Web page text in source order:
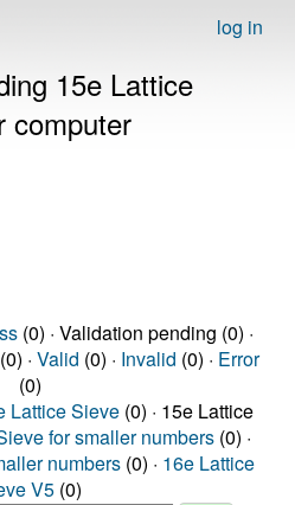
log in
15e Lattice
computer
(0) · Validation pending (0) ·
· Valid (0) · Invalid (0) · Error
(0)
Lattice Sieve (0) · 15e Lattice
for smaller numbers (0) ·
numbers (0) · 16e Lattice
V5 (0)